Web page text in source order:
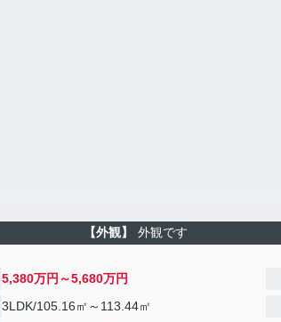
【外観】 外観です
5,380万円～5,680万円
3LDK/105.16㎡～113.44㎡